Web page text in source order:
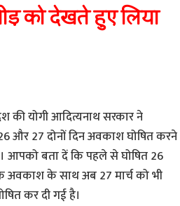
को देखते हुए लिया
की योगी आदित्यनाथ सरकार ने
और 27 दोनों दिन अवकाश घोषित करने
आपको बता दें कि पहले से घोषित 26
अवकाश के साथ अब 27 मार्च को भी
कर दी गई है।